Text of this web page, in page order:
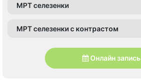
МРТ селезенки
МРТ селезенки с контрастом
Онлайн запись